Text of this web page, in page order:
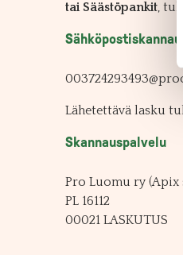
tai Säästöpankit,
Lähetettävä lasku
Skannauspalvelu
Pro Luomu ry (Apix
PL 16112
00021 LASKUTUS